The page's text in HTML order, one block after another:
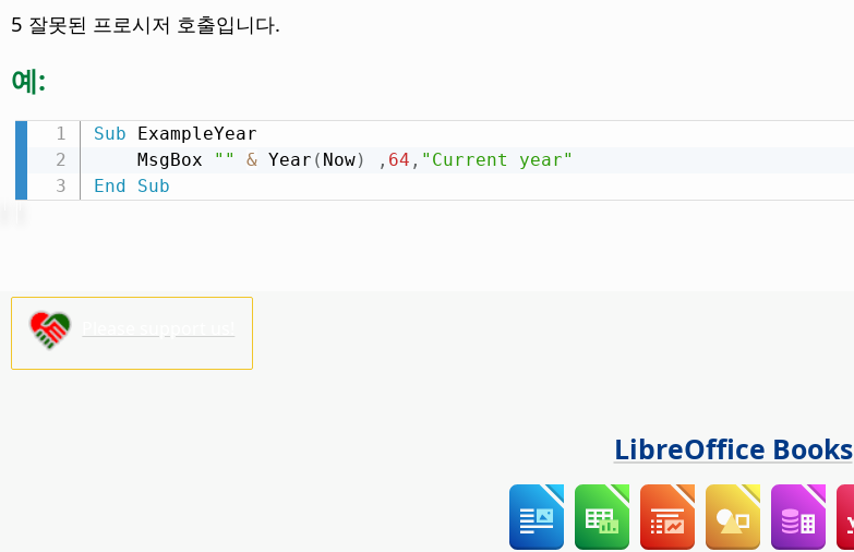
5 잘못된 프로시저 호출입니다.
예:
Sub ExampleYear
    MsgBox
"" & Year ( Now) , 64 , "Current year"
End
Sub
LibreOffice Books